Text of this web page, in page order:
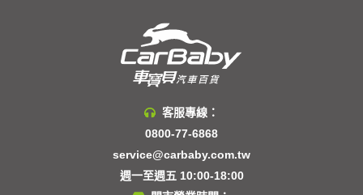
上，煞車非常線性非一般
死硬 ，通過歐盟認證。
客服專線：
0800-77-6868
service@carbaby.com.tw
週一至週五 10:00-18:00